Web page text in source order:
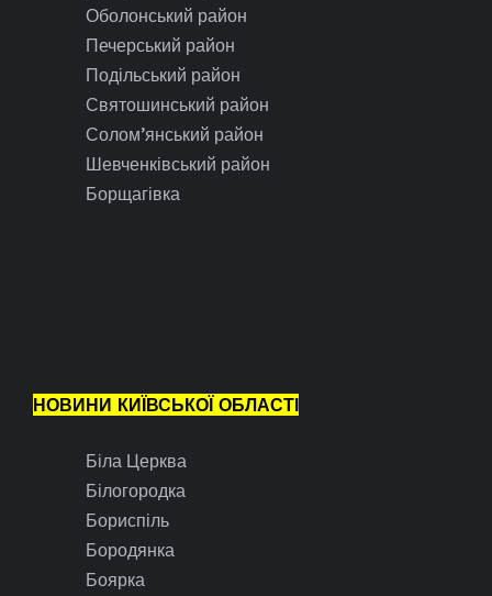
Оболонський район
Печерський район
Подільський район
Святошинський район
Солом’янський район
Шевченківський район
Борщагівка
НОВИНИ КИЇВСЬКОЇ ОБЛАСТІ
Біла Церква
Білогородка
Бориспіль
Бородянка
Боярка